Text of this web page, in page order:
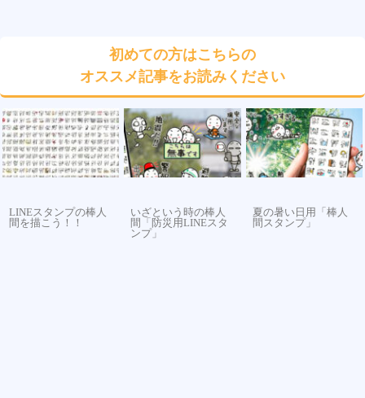
初めての方はこちらの
オススメ記事をお読みください
LINEスタンプの棒人
間を描こう！！
いざという時の棒人
間「防災用LINEスタ
ンプ」
夏の暑い日用「棒人
間スタンプ」